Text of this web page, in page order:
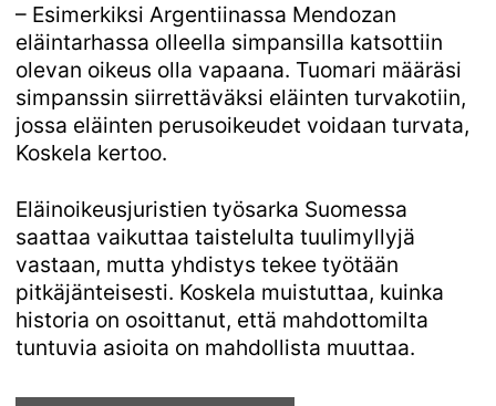
– Esimerkiksi Argentiinassa Mendozan
eläintarhassa olleella simpansilla katsottiin
olevan oikeus olla vapaana. Tuomari määräsi
simpanssin siirrettäväksi eläinten turvakotiin,
jossa eläinten perusoikeudet voidaan turvata,
Koskela kertoo.
Eläinoikeusjuristien työsarka Suomessa
saattaa vaikuttaa taistelulta tuulimyllyjä
vastaan, mutta yhdistys tekee työtään
pitkäjänteisesti. Koskela muistuttaa, kuinka
historia on osoittanut, että mahdottomilta
tuntuvia asioita on mahdollista muuttaa.